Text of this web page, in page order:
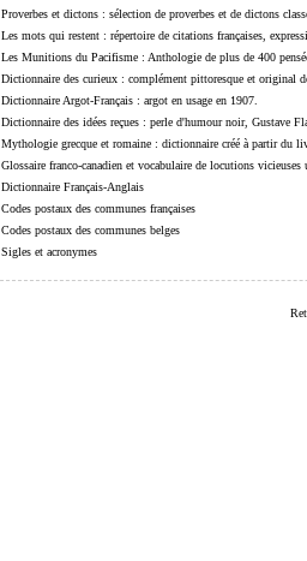
Proverbes et dictons : sélection de proverbes et de dictons
Les mots qui restent : répertoire de citations françaises,
Les Munitions du Pacifisme : Anthologie de plus de 400
Dictionnaire des curieux : complément pittoresque et original
Dictionnaire Argot-Français : argot en usage en 1907.
Dictionnaire des idées reçues : perle d'humour noir, Gustave
Mythologie grecque et romaine : dictionnaire créé à partir du
Glossaire franco-canadien et vocabulaire de locutions vicieuses
Dictionnaire Français-Anglais
Codes postaux des communes françaises
Codes postaux des communes belges
Sigles et acronymes